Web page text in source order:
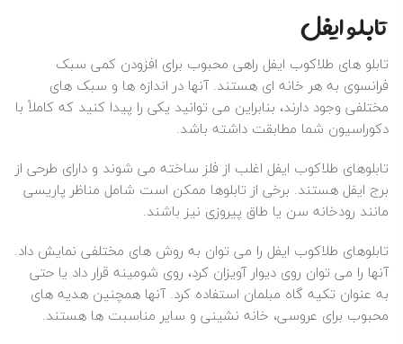
تابلو ایفل
تابلو های طلاکوب ایفل راهی محبوب برای افزودن کمی سبک
فرانسوی به هر خانه ای هستند. آنها در اندازه ها و سبک های
مختلفی وجود دارند، بنابراین می توانید یکی را پیدا کنید که کاملاً با
دکوراسیون شما مطابقت داشته باشد.
تابلوهای طلاکوب ایفل اغلب از فلز ساخته می شوند و دارای طرحی از
برج ایفل هستند. برخی از تابلوها ممکن است شامل مناظر پاریسی
مانند رودخانه سن یا طاق پیروزی نیز باشند.
تابلوهای طلاکوب ایفل را می توان به روش های مختلفی نمایش داد.
آنها را می توان روی دیوار آویزان کرد، روی شومینه قرار داد یا حتی
به عنوان تکیه گاه مبلمان استفاده کرد. آنها همچنین هدیه های
محبوب برای عروسی، خانه نشینی و سایر مناسبت ها هستند.